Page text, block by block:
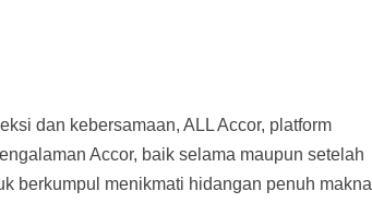
dan kebersamaan, ALL Accor, platform
Accor, baik selama maupun setelah
berkumpul menikmati hidangan penuh makna